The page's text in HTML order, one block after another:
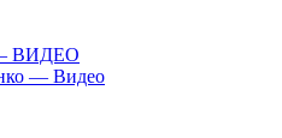
ВИДЕО
— Видео